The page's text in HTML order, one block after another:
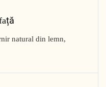
natural din lemn,